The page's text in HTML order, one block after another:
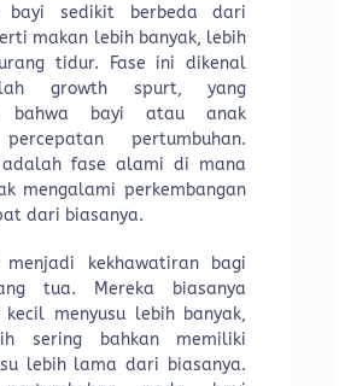
bayi sedikit berbeda dari
makan lebih banyak, lebih
tidur. Fase ini dikenal
growth spurt, yang
bahwa bayi atau anak
pertumbuhan.
adalah fase alami di mana
mengalami perkembangan
dari biasanya.
kekhawatiran bagi
tua. Mereka biasanya
menyusu lebih banyak,
sering bahkan memiliki
lebih lama dari biasanya.